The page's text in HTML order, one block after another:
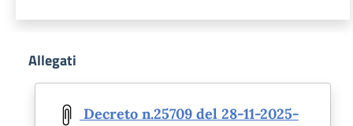
Allegati
Decreto n.25709 del 28-11-2025-